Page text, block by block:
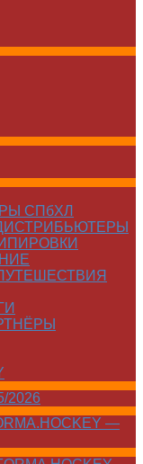
СПбХЛ
2026
—